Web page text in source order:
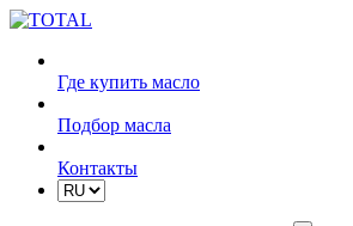
Где купить масло
Подбор масла
Контакты